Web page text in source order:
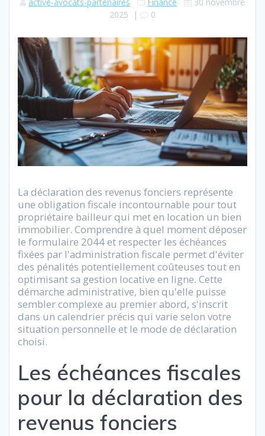
2025 | 0
La déclaration des revenus fonciers représente
une obligation fiscale incontournable pour tout
propriétaire bailleur qui met en location un bien
immobilier. Comprendre à quel moment déposer
le formulaire 2044 et respecter les échéances
fixées par l'administration fiscale permet d'éviter
des pénalités potentiellement coûteuses tout en
optimisant sa gestion locative en ligne. Cette
démarche administrative, bien qu'elle puisse
sembler complexe au premier abord, s'inscrit
dans un calendrier précis qui varie selon votre
situation personnelle et le mode de déclaration
choisi.
Les échéances fiscales
pour la déclaration des
revenus fonciers